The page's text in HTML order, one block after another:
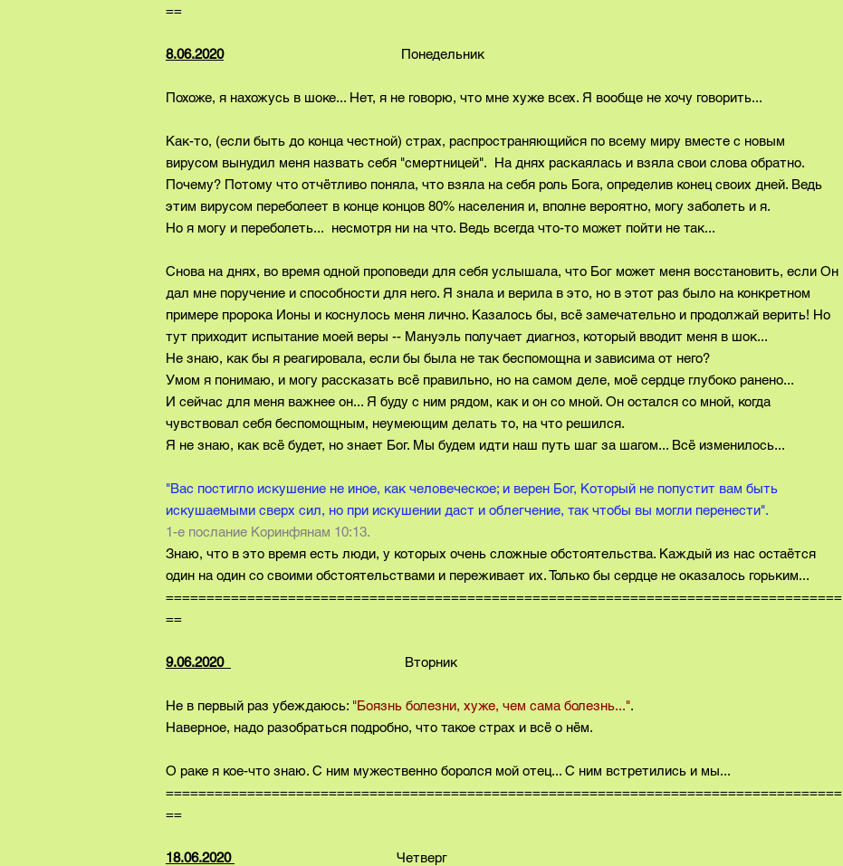
==
8.06.2020Понедельник
Похоже, я нахожусь в шоке... Нет, я не говорю, что мне хуже всех. Я вообще не хочу говорить...
Как-то, (если быть до конца честной) страх, распространяющийся по всему миру вместе с новым
вирусом вынудил меня назвать себя "смертницей". На днях раскаялась и взяла свои слова обратно.
Почему? Потому что отчётливо поняла, что взяла на себя роль Бога, определив конец своих дней. Ведь
этим вирусом переболеет в конце концов 80% населения и, вполне вероятно, могу заболеть и я.
Но я могу и переболеть... несмотря ни на что. Ведь всегда что-то может пойти не так...
Снова на днях, во время одной проповеди для себя услышала, что Бог может меня восстановить, если Он
дал мне поручение и способности для него. Я знала и верила в это, но в этот раз было на конкретном
примере пророка Ионы и коснулось меня лично. Казалось бы, всё замечательно и продолжай верить! Но
тут приходит испытание моей веры -- Мануэль получает диагноз, который вводит меня в шок...
Не знаю, как бы я реагировала, если бы была не так беспомощна и зависима от него?
Умом я понимаю, и могу рассказать всё правильно, но на самом деле, моё сердце глубоко ранено...
И сейчас для меня важнее он... Я буду с ним рядом, как и он со мной. Он остался со мной, когда
чувствовал себя беспомощным, неумеющим делать то, на что решился.
Я не знаю, как всё будет, но знает Бог. Мы будем идти наш путь шаг за шагом... Всё изменилось...
"Вас постигло искушение не иное, как человеческое; и верен Бог, Который не попустит вам быть
искушаемыми сверх сил, но при искушении даст и облегчение, так чтобы вы могли перенести".
1-е послание Коринфянам 10:13.
Знаю, что в это время есть люди, у которых очень сложные обстоятельства. Каждый из нас остаётся
один на один со своими обстоятельствами и переживает их. Только бы сердце не оказалось горьким...
===================================================================================
==
9.06.2020 Вторник
Не в первый раз убеждаюсь: "Боязнь болезни, хуже, чем сама болезнь...".
Наверное, надо разобраться подробно, что такое страх и всё о нём.
О раке я кое-что знаю. С ним мужественно боролся мой отец... С ним встретились и мы...
===================================================================================
==
18.06.2020 Четверг